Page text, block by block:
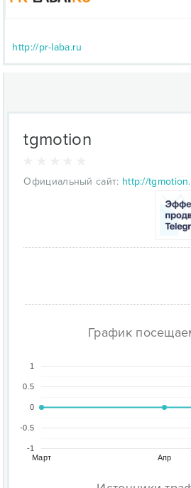
http://pr-laba.ru
tgmotion
Официальный сайт: http://
График
Март Апр
-1
-0.5
0
0.5
1